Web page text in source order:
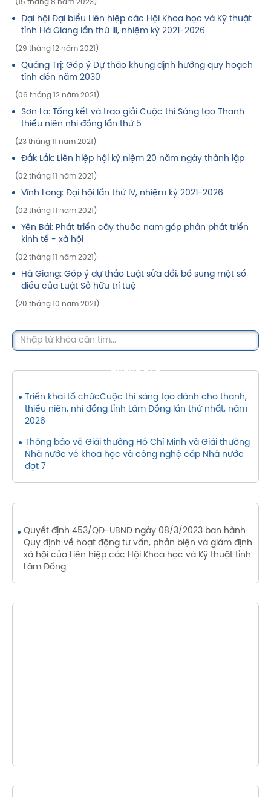
(15 tháng 8 năm 2023)
Đại hội Đại biểu Liên hiệp các Hội Khoa học và Kỹ thuật
tỉnh Hà Giang lần thứ III, nhiệm kỳ 2021-2026
(29 tháng 12 năm 2021)
Quảng Trị: Góp ý Dự thảo khung định hướng quy hoạch
tỉnh đến năm 2030
(06 tháng 12 năm 2021)
Sơn La: Tổng kết và trao giải Cuộc thi Sáng tạo Thanh
thiếu niên nhi đồng lần thứ 5
(23 tháng 11 năm 2021)
Đắk Lắk: Liên hiệp hội kỷ niệm 20 năm ngày thành lập
(02 tháng 11 năm 2021)
Vĩnh Long: Đại hội lần thứ IV, nhiệm kỳ 2021-2026
(02 tháng 11 năm 2021)
Yên Bái: Phát triển cây thuốc nam góp phần phát triển
kinh tế - xã hội
(02 tháng 11 năm 2021)
Hà Giang: Góp ý dự thảo Luật sửa đổi, bổ sung một số
điều của Luật Sở hữu trí tuệ
(20 tháng 10 năm 2021)
THÔNG BÁO
Triển khai tổ chứcCuộc thi sáng tạo dành cho thanh,
thiếu niên, nhi đồng tỉnh Lâm Đồng lần thứ nhất, năm
2026
Thông báo về Giải thưởng Hồ Chí Minh và Giải thưởng
Nhà nước về khoa học và công nghệ cấp Nhà nước
đợt 7
VĂN BẢN MỚI
Quyết định 453/QĐ-UBND ngày 08/3/2023 ban hành
Quy định về hoạt động tư vấn, phản biện và giám định
xã hội của Liên hiệp các Hội Khoa học và Kỹ thuật tỉnh
Lâm Đồng
THƯ VIỆN HÌNH ẢNH
THƯ VIỆN VIDEO